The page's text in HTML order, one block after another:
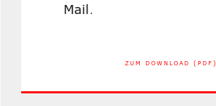
Mail.
ZUM DOWNLOAD (PDF)